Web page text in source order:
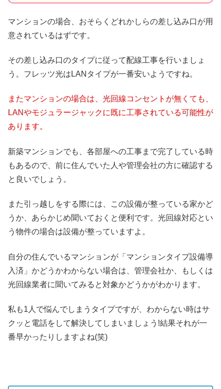
マンションの場合、おそらくどれかしらの差し込み口が用
意されているはずです。
その差し込み口のタイプに従って配線工事を行いましょ
う。フレッツ光はLANタイプが一番安いようですね。
またマンションの場合は、光回線コンセントが無くても、
LANやモジュラージャックに既に工事されている可能性が
あります。
新築マンションでも、各部屋への工事まで完了している時
もあるので、前に住んでいた人や管理会社の方に確認する
と良いでしょう。
また引っ越しをする際には、この設備が整っている家かど
うか、あらかじめ聞いておくと便利です。光回線対応とい
う物件の場合は設備が整っていますよ。
自分の住んでいるマンションが「マンションタイプ設備導
入済」かどうかわからない場合は、管理会社か、もしくは
光回線業者に聞いてみると対象かどうかがわかります。
私も1人で悩んでしまうタイプですが、わからない時はサ
クッと電話をして解決してしまいましょう!結果それが一
番早かったりしますよね(笑)